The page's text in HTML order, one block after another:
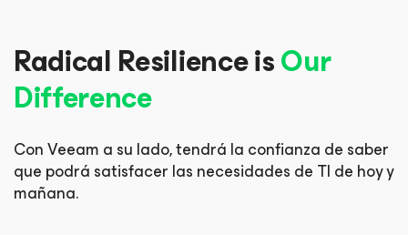
Radical Resilience isOur
Difference
Con Veeam a su lado, tendrá la confianza de saber
que podrá satisfacer las necesidades de TI de hoy y
mañana.